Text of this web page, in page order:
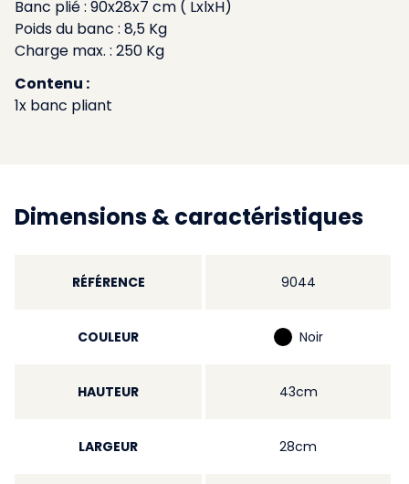
Banc plié : 90x28x7 cm ( LxlxH)
Poids du banc : 8,5 Kg
Charge max. : 250 Kg
Contenu :
1x banc pliant
Dimensions & caractéristiques
RÉFÉRENCE 9044
COULEUR Noir
HAUTEUR 43cm
LARGEUR 28cm